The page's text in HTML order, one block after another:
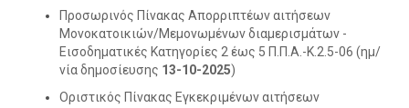
Προσωρινός Πίνακας Απορριπτέων αιτήσεων
Μονοκατοικιών/Μεμονωμένων διαμερισμάτων -
Εισοδηματικές Κατηγορίες 2 έως 5 Π.Π.Α.-Κ.2.5-06 (ημ/
νία δημοσίευσης 13-10-2025)
Οριστικός Πίνακας Εγκεκριμένων αιτήσεων